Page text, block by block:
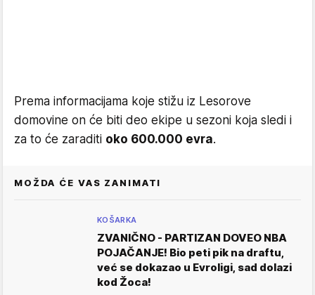
Prema informacijama koje stižu iz Lesorove
domovine on će biti deo ekipe u sezoni koja sledi i
za to će zaraditi oko 600.000 evra.
MOŽDA ĆE VAS ZANIMATI
KOŠARKA
ZVANIČNO - PARTIZAN DOVEO NBA
POJAČANJE! Bio peti pik na draftu,
već se dokazao u Evroligi, sad dolazi
kod Žoca!